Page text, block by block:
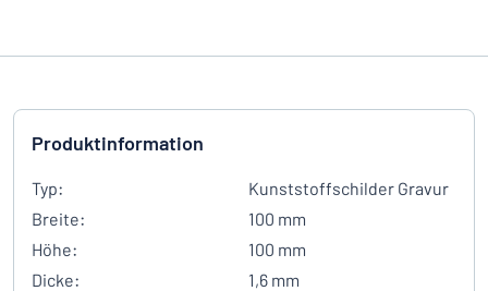
Produktinformation
Typ:
Kunststoffschilder Gravur
Breite:
100 mm
Höhe:
100 mm
Dicke:
1,6 mm